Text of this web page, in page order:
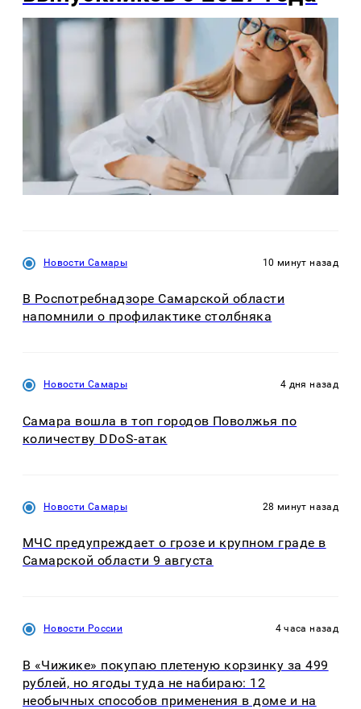
Новости Самары 10 минут назад
В Роспотребнадзоре Самарской области
напомнили о профилактике столбняка
Новости Самары 4 дня назад
Самара вошла в топ городов Поволжья по
количеству DDoS-атак
Новости Самары 28 минут назад
МЧС предупреждает о грозе и крупном граде в
Самарской области 9 августа
Новости России 4 часа назад
В «Чижике» покупаю плетеную корзинку за 499
рублей, но ягоды туда не набираю: 12
необычных способов применения в доме и на